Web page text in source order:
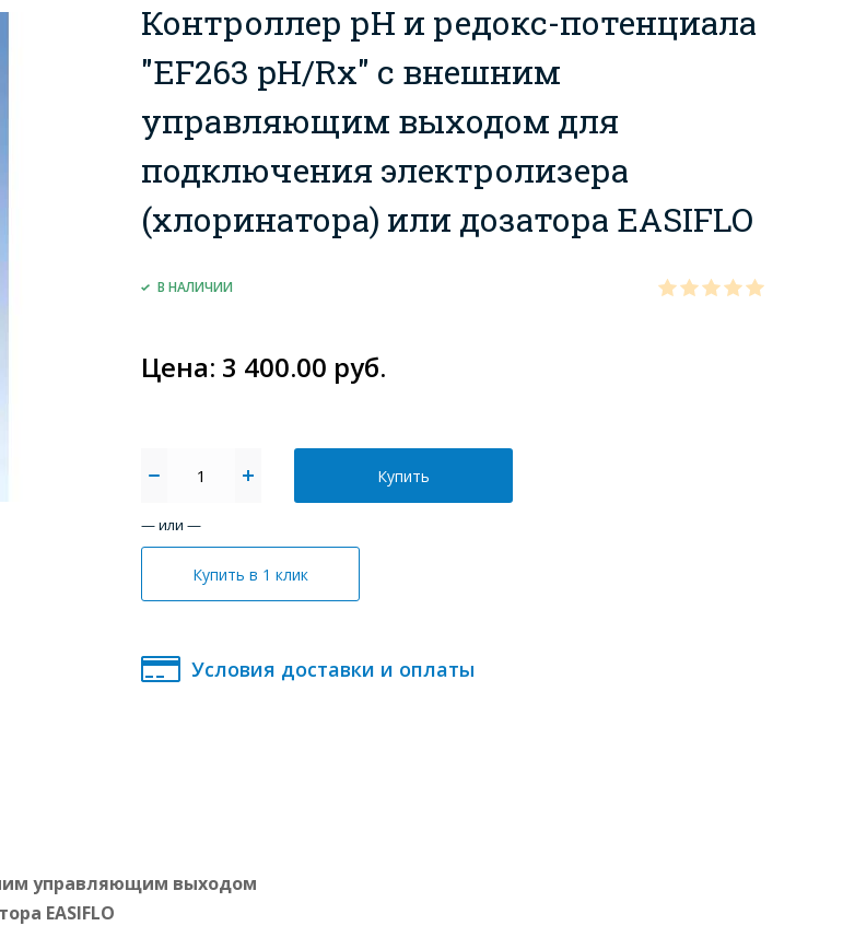
Контроллер рН и редокс-потенциала
"EF263 pH/Rx" с внешним
управляющим выходом для
подключения электролизера
(хлоринатора) или дозатора EASIFLO
В НАЛИЧИИ
Цена: 3 400.00 руб.
Купить
— или —
Купить в 1 клик
Условия доставки и оплаты
управляющим выходом
EASIFLO